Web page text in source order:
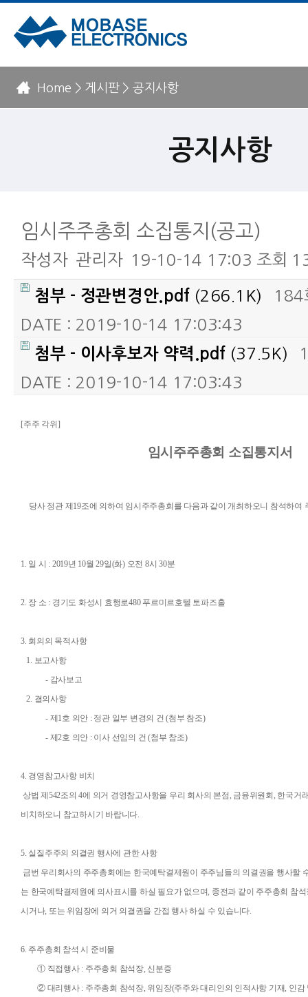
Home > 게시판 > 공지사항
공지사항
임시주주총회 소집통지(공고)
작성자 관리자 19-10-14 17:03 조회
첨부 - 정관변경안.pdf (266.1K)
184
DATE : 2019-10-14 17:03:43
첨부 - 이사후보자 약력.pdf (37.5K)
DATE : 2019-10-14 17:03:43
[주주 각위 ]
임시주주총회 소집통지서
당사 정관 제 19조에 의하여 임시주주총회를 다음과 같이 개최하오니 참석하여
1. 일 시 : 2019년 10월29일 (화) 오전 8시 30분
2. 장 소 : 경기도 화성시 효행로480 푸르미르호텔 토파즈홀
3. 회의의 목적사항
1. 보고사항
- 감사보고
2. 결의사항
- 제 1호 의안 : 정관 일부 변경의 건(첨부 참조)
- 제2호 의안 : 이사 선임의 건 (첨부 참조)
4. 경영참고사항 비치
상법 제 542조의 4에 의거 경영참고사항을 우리 회사의 본점, 금융위원회 , 한국거
비치하오니 참고하시기 바랍니다.
5. 실질주주의 의결권 행사에 관한 사항
금번 우리회사의 주주총회에는 한국예탁결제원이 주주님들의 의결권을 행사할
는 한국예탁결제원에 의사표시를 하실 필요가 없으며, 종전과 같이 주주총회 참
시거나, 또는 위임장에 의거 의결권을 간접 행사 하실 수 있습니다.
6. 주주총회 참석 시 준비물
① 직접행사: 주주총회 참석장, 신분증
② 대리행사: 주주총회 참석장, 위임장(주주와 대리인의 인적사항 기재, 인감